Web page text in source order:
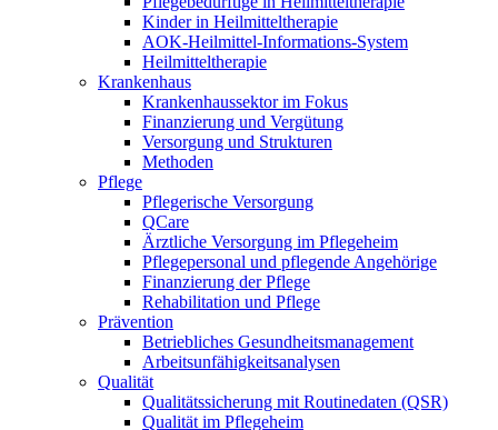
Kinder in Heilmitteltherapie
AOK-Heilmittel-Informations-System
Heilmitteltherapie
Krankenhaus
Krankenhaussektor im Fokus
Finanzierung und Vergütung
Versorgung und Strukturen
Methoden
Pflege
Pflegerische Versorgung
QCare
Ärztliche Versorgung im Pflegeheim
Pflegepersonal und pflegende Angehörige
Finanzierung der Pflege
Rehabilitation und Pflege
Prävention
Betriebliches Gesundheitsmanagement
Arbeitsunfähigkeitsanalysen
Qualität
Qualitätssicherung mit Routinedaten (QSR)
Qualität im Pflegeheim